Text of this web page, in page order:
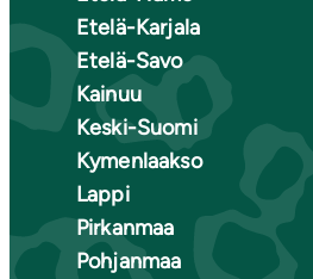
Etelä-Karjala
Etelä-Savo
Kainuu
Keski-Suomi
Kymenlaakso
Lappi
Pirkanmaa
Pohjanmaa